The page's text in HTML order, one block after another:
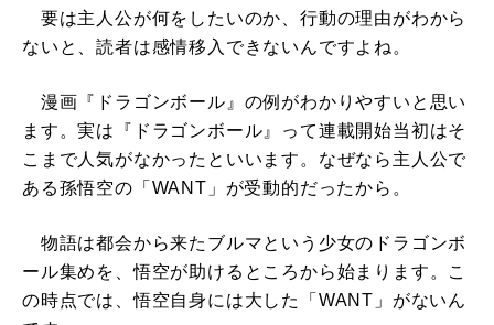
要は主人公が何をしたいのか、行動の理由がわから
ないと、読者は感情移入できないんですよね。
漫画『ドラゴンボール』の例がわかりやすいと思い
ます。実は『ドラゴンボール』って連載開始当初はそ
こまで人気がなかったといいます。なぜなら主人公で
ある孫悟空の「WANT」が受動的だったから。
物語は都会から来たブルマという少女のドラゴンボ
ール集めを、悟空が助けるところから始まります。こ
の時点では、悟空自身には大した「WANT」がないん